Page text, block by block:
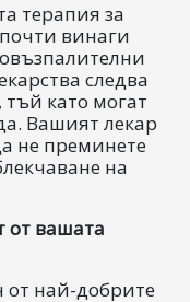
терапия за
винаги
следва
като могат
Вашият лекар
не преминете
на
от вашата
от най-добрите